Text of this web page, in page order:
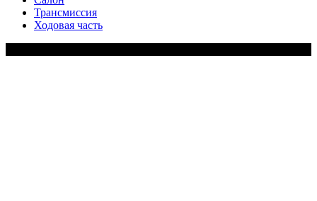
Трансмиссия
Ходовая часть